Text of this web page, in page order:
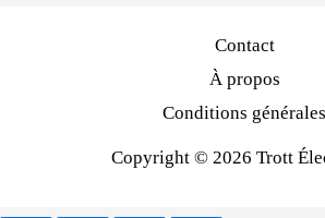
Contact
À propos
Conditions générales
Copyright © 2026 Trott